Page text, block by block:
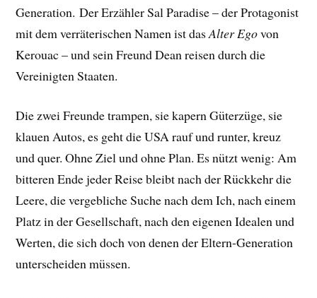
Generation. Der Erzähler Sal Paradise – der Protagonist
mit dem verräterischen Namen ist dasAlter Egovon
Kerouac – und sein Freund Dean reisen durch die
Vereinigten Staaten.
Die zwei Freunde trampen, sie kapern Güterzüge, sie
klauen Autos, es geht die USA rauf und runter, kreuz
und quer. Ohne Ziel und ohne Plan. Es nützt wenig: Am
bitteren Ende jeder Reise bleibt nach der Rückkehr die
Leere, die vergebliche Suche nach dem Ich, nach einem
Platz in der Gesellschaft, nach den eigenen Idealen und
Werten, die sich doch von denen der Eltern-Generation
unterscheiden müssen.